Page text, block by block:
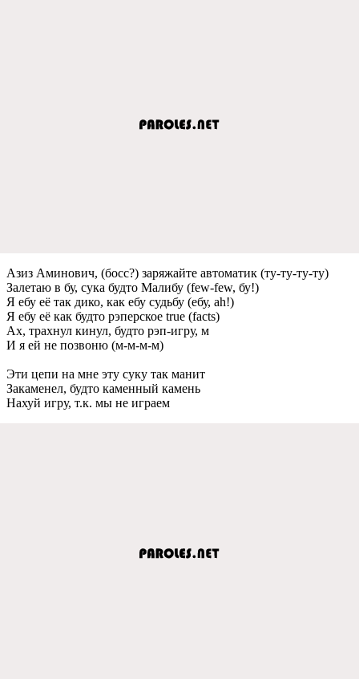
Азиз Аминович, (босс?) заряжайте автоматик (ту-ту-ту-ту)
Залетаю в бу, сука будто Малибу (few-few, бу!)
Я ебу её так дико, как ебу судьбу (ебу, ah!)
Я ебу её как будто рэперское true (facts)
Ах, трахнул кинул, будто рэп-игру, м
И я ей не позвоню (м-м-м-м)
Эти цепи на мне эту суку так манит
Закаменел, будто каменный камень
Нахуй игру, т.к. мы не играем